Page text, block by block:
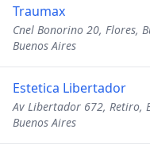
Traumax
Cnel Bonorino 20, Flores,
Buenos Aires
Estetica Libertador
Av Libertador 672, Retiro,
Buenos Aires